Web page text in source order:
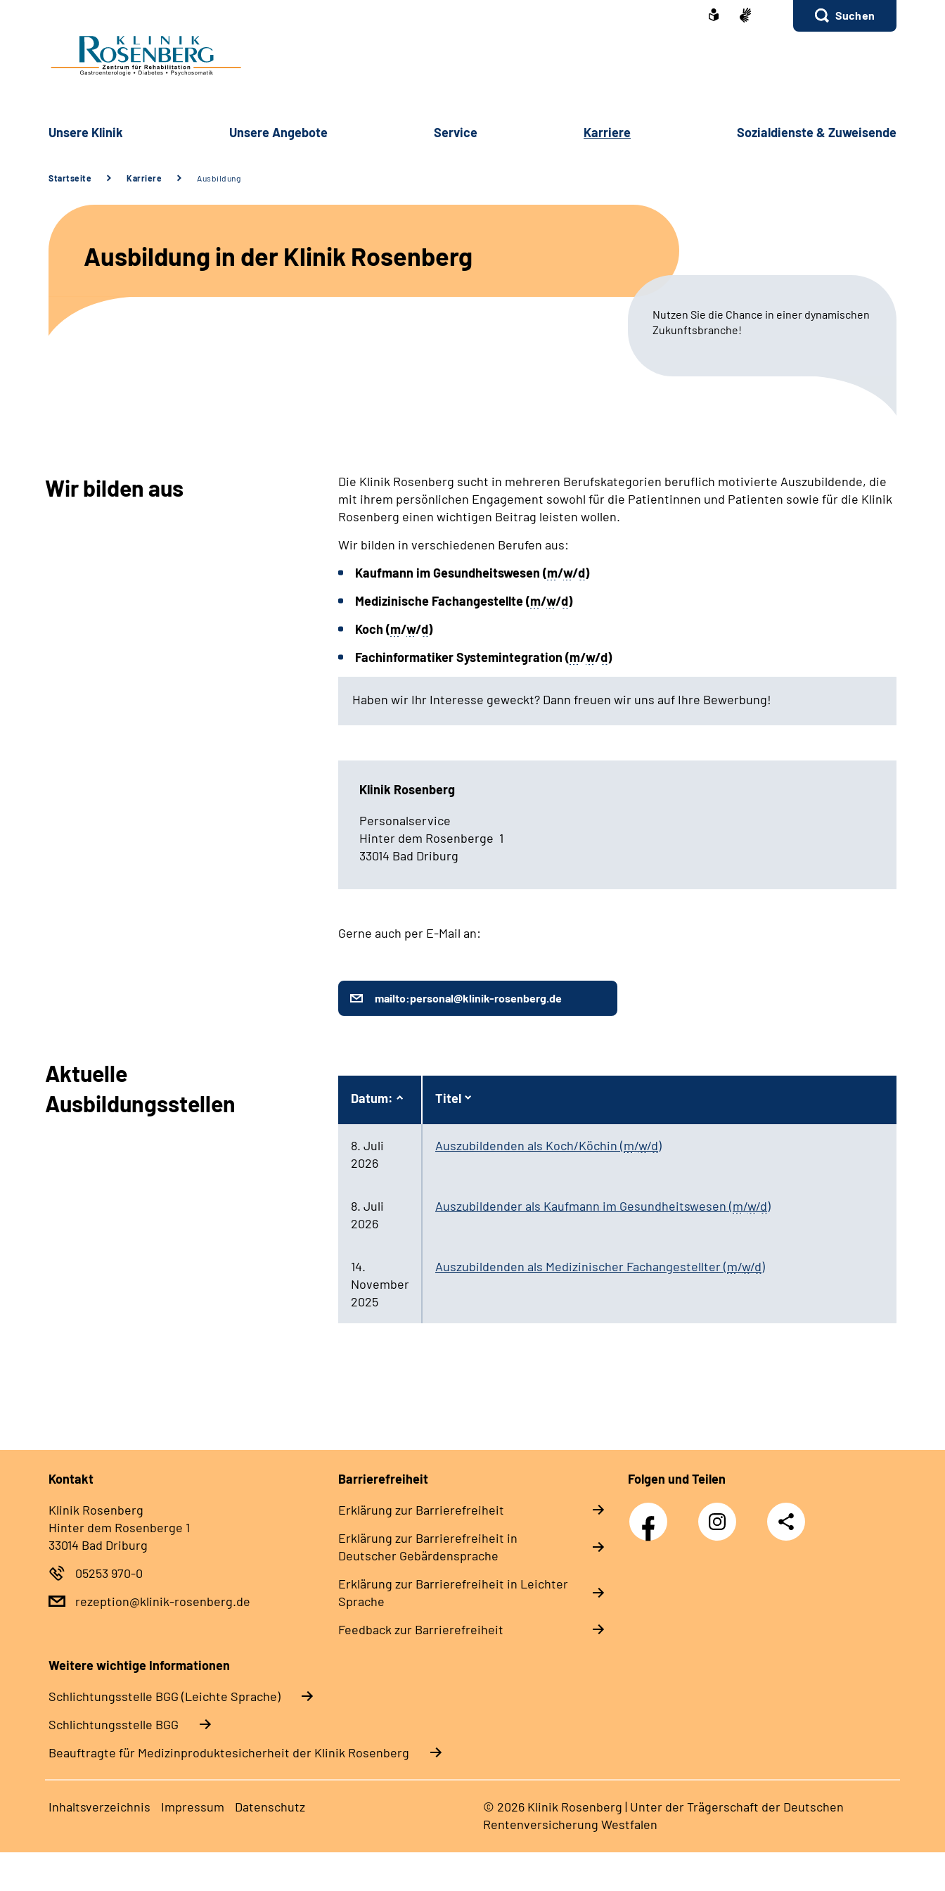
Suchen
Unsere Klinik Unsere Angebote Service Karriere Sozialdienste & Zuweisende
Startseite Karriere Ausbildung
Ausbildung in der Klinik Rosenberg
Nutzen Sie die Chance in einer dynamischen
Zukunftsbranche!
Wir bilden aus
Die Klinik Rosenberg sucht in mehreren Berufskategorien beruflich motivierte Auszubildende, die
mit ihrem persönlichen Engagement sowohl für die Patientinnen und Patienten sowie für die Klinik
Rosenberg einen wichtigen Beitrag leisten wollen.
Wir bilden in verschiedenen Berufen aus:
Kaufmann im Gesundheitswesen (m/w/d)
Medizinische Fachangestellte (m/w/d)
Koch (m/w/d)
Fachinformatiker Systemintegration (m/w/d)
Haben wir Ihr Interesse geweckt? Dann freuen wir uns auf Ihre Bewerbung!
Klinik Rosenberg
Personalservice
Hinter dem Rosenberge 1
33014 Bad Driburg
Gerne auch per E-Mail an:
mailto:personal@klinik-rosenberg.de
Aktuelle
Ausbildungsstellen
Datum: Titel
8. Juli
2026
Auszubildenden als Koch/Köchin (m/w/d)
8. Juli
2026
Auszubildender als Kaufmann im Gesundheitswesen (m/w/d)
14.
November
2025
Auszubildenden als Medizinischer Fachangestellter(m/w/d)
Kontakt
Klinik Rosenberg
Hinter dem Rosenberge 1
33014 Bad Driburg
05253 970-0
rezeption@klinik-rosenberg.de
Barrierefreiheit
Erklärung zur Barrierefreiheit
Erklärung zur Barrierefreiheit in
Deutscher Gebärdensprache
Erklärung zur Barrierefreiheit in Leichter
Sprache
Feedback zur Barrierefreiheit
Folgen und Teilen
Facebook Instagram
Teilen
Weitere wichtige Informationen
Schlich­tungs­stel­le BGG (Leichte Sprache)
Schlich­tungs­stel­le BGG
Beauftragte für Medizinproduktesicherheit der Klinik Rosenberg
Inhaltsverzeichnis Impressum Datenschutz
© 2026 Klinik Rosenberg | Unter der Trägerschaft der Deutschen
Rentenversicherung Westfalen